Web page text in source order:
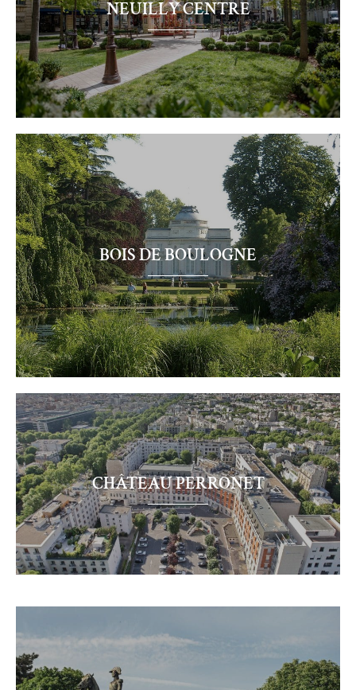
NEUILLY CENTRE
Neuilly
Centre
BOIS DE BOULOGNE
Bois
de
boulogne
CHÂTEAU PERRONET
Château
Perronet